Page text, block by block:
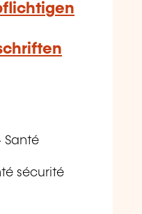
Santé
sécurité